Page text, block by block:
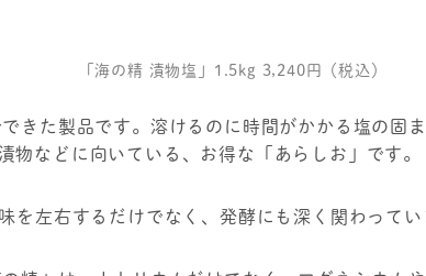
「海の精 漬物塩」1.5kg 3,240円（税込）
きた製品です。溶けるのに時間がかかる塩の固
物などに向いている、お得な「あらしお」です。
を左右するだけでなく、発酵にも深く関わってい